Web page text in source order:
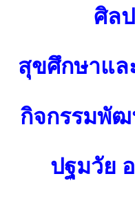
ศิล
สุขศึกษาแล
กิจกรรมพัฒ
ปฐมวัย